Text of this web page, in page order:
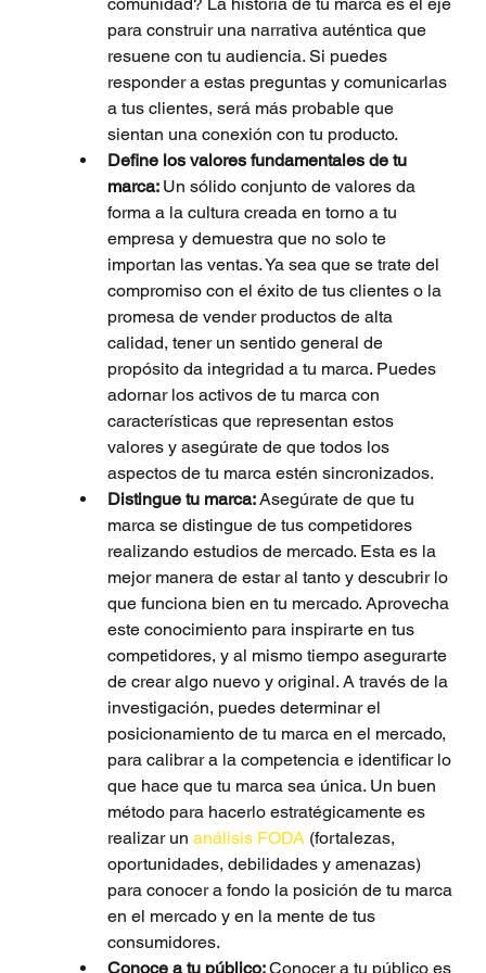
comunidad? La historia de tu marca es el eje
para construir una narrativa auténtica que
resuene con tu audiencia. Si puedes
responder a estas preguntas y comunicarlas
a tus clientes, será más probable que
sientan una conexión con tu producto.
Define los valores fundamentales de tu
marca: Un sólido conjunto de valores da
forma a la cultura creada en torno a tu
empresa y demuestra que no solo te
importan las ventas. Ya sea que se trate del
compromiso con el éxito de tus clientes o la
promesa de vender productos de alta
calidad, tener un sentido general de
propósito da integridad a tu marca. Puedes
adornar los activos de tu marca con
características que representan estos
valores y asegúrate de que todos los
aspectos de tu marca estén sincronizados.
Distingue tu marca: Asegúrate de que tu
marca se distingue de tus competidores
realizando estudios de mercado. Esta es la
mejor manera de estar al tanto y descubrir lo
que funciona bien en tu mercado. Aprovecha
este conocimiento para inspirarte en tus
competidores, y al mismo tiempo asegurarte
de crear algo nuevo y original. A través de la
investigación, puedes determinar el
posicionamiento de tu marca en el mercado,
para calibrar a la competencia e identificar lo
que hace que tu marca sea única. Un buen
método para hacerlo estratégicamente es
realizar un análisis FODA (fortalezas,
oportunidades, debilidades y amenazas)
para conocer a fondo la posición de tu marca
en el mercado y en la mente de tus
consumidores.
Conoce a tu público: Conocer a tu público es